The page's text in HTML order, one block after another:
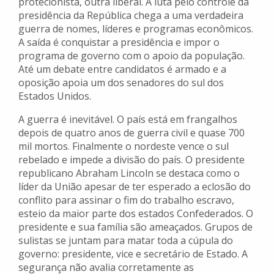
presidência da República chega a uma verdadeira
guerra de nomes, líderes e programas econômicos.
A saída é conquistar a presidência e impor o
programa de governo com o apoio da população.
Até um debate entre candidatos é armado e a
oposição apoia um dos senadores do sul dos
Estados Unidos.
A guerra é inevitável. O país está em frangalhos
depois de quatro anos de guerra civil e quase 700
mil mortos. Finalmente o nordeste vence o sul
rebelado e impede a divisão do país. O presidente
republicano Abraham Lincoln se destaca como o
líder da União apesar de ter esperado a eclosão do
conflito para assinar o fim do trabalho escravo,
esteio da maior parte dos estados Confederados. O
presidente e sua família são ameaçados. Grupos de
sulistas se juntam para matar toda a cúpula do
governo: presidente, vice e secretário de Estado. A
segurança não avalia corretamente as